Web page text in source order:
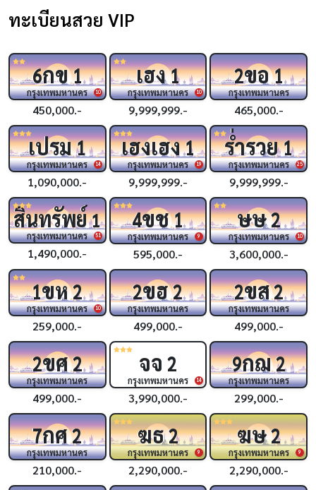
ทะเบียนสวย VIP
10
6กข1
กรุงเทพมหานคร
450,000.-
10
เฮง1
กรุงเทพมหานคร
9,999,999.-
2ขอ1
กรุงเทพมหานคร
465,000.-
14
เปรม1
กรุงเทพมหานคร
1,090,000.-
19
เฮงเฮง1
กรุงเทพมหานคร
9,999,999.-
25
ร่ำรวย1
กรุงเทพมหานคร
9,999,999.-
51
สินทรัพย์1
กรุงเทพมหานคร
1,490,000.-
9
4ขช1
กรุงเทพมหานคร
595,000.-
10
ษษ2
กรุงเทพมหานคร
3,600,000.-
10
1ขห2
กรุงเทพมหานคร
259,000.-
2ขฮ2
กรุงเทพมหานคร
499,000.-
2ขส2
กรุงเทพมหานคร
499,000.-
2ขศ2
กรุงเทพมหานคร
499,000.-
14
จจ 2
กรุงเทพมหานคร
3,990,000.-
9กฌ2
กรุงเทพมหานคร
299,000.-
7กศ2
กรุงเทพมหานคร
210,000.-
9
ฆธ2
กรุงเทพมหานคร
2,290,000.-
9
ฆษ2
กรุงเทพมหานคร
2,290,000.-